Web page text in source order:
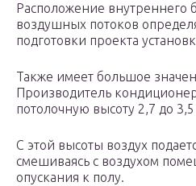
Расположение внутреннего
воздушных потоков
подготовки проекта
Также имеет большое
Производитель
потолочную высоту 2,7 до
С этой высоты воздух
смешиваясь с воздухом
опускания к полу.